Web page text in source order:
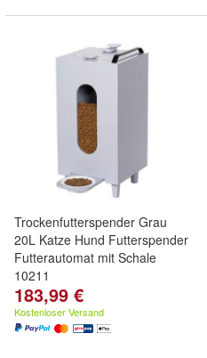
Trockenfutterspender Grau
20L Katze Hund Futterspender
Futterautomat mit Schale
10211
183,99 €
Kostenloser Versand